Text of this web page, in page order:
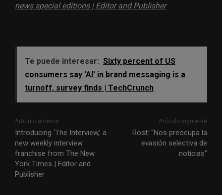
news special editions | Editor and Publisher
Te puede interesar: Sixty percent of US
consumers say 'AI' in brand messaging is a
turnoff, survey finds | TechCrunch
Artículo anterior
Introducing ‘The Interview,’ a
new weekly interview
franchise from The New
York Times | Editor and
Publisher
Artículo siguiente
Rost: “Nos preocupa la
evasión selectiva de
noticias”